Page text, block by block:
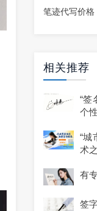
笔迹代写价格
相关推荐
“
个
“城
术
有
签